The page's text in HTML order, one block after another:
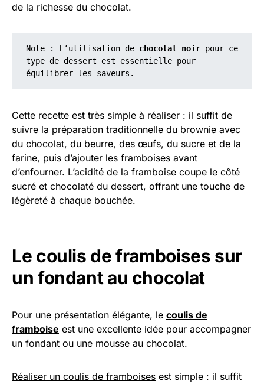
de la richesse du chocolat.
Note : L’utilisation de chocolat noir pour ce
type de dessert est essentielle pour
équilibrer les saveurs.
Cette recette est très simple à réaliser : il suffit de
suivre la préparation traditionnelle du brownie avec
du chocolat, du beurre, des œufs, du sucre et de la
farine, puis d’ajouter les framboises avant
d’enfourner. L’acidité de la framboise coupe le côté
sucré et chocolaté du dessert, offrant une touche de
légèreté à chaque bouchée.
Le coulis de framboises sur
un fondant au chocolat
Pour une présentation élégante, le coulis de
framboise est une excellente idée pour accompagner
un fondant ou une mousse au chocolat.
Réaliser un coulis de framboises est simple : il suffit